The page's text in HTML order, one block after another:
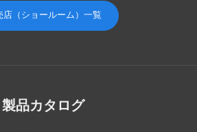
店（ショールーム）一覧
製品カタログ